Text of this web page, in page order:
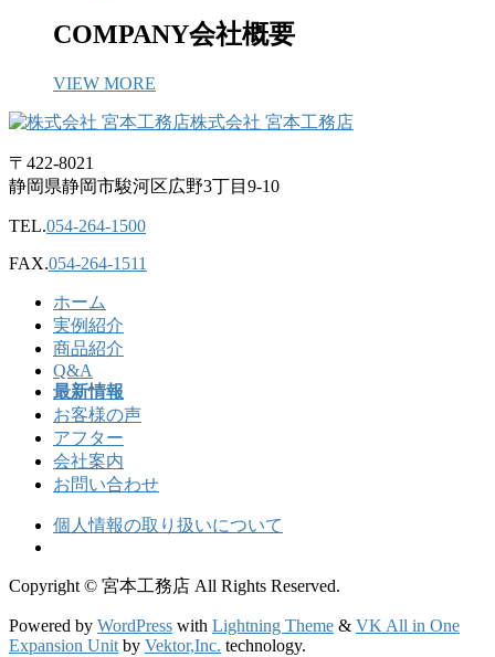
COMPANY会社概要
VIEW MORE
株式会社 宮本工務店
〒422-8021
静岡県静岡市駿河区広野3丁目9-10
TEL.054-264-1500
FAX.054-264-1511
ホーム
実例紹介
商品紹介
Q&A
最新情報
お客様の声
アフター
会社案内
お問い合わせ
個人情報の取り扱いについて
Copyright © 宮本工務店 All Rights Reserved.
Powered by WordPress with Lightning Theme & VK All in One
Expansion Unit by Vektor,Inc. technology.